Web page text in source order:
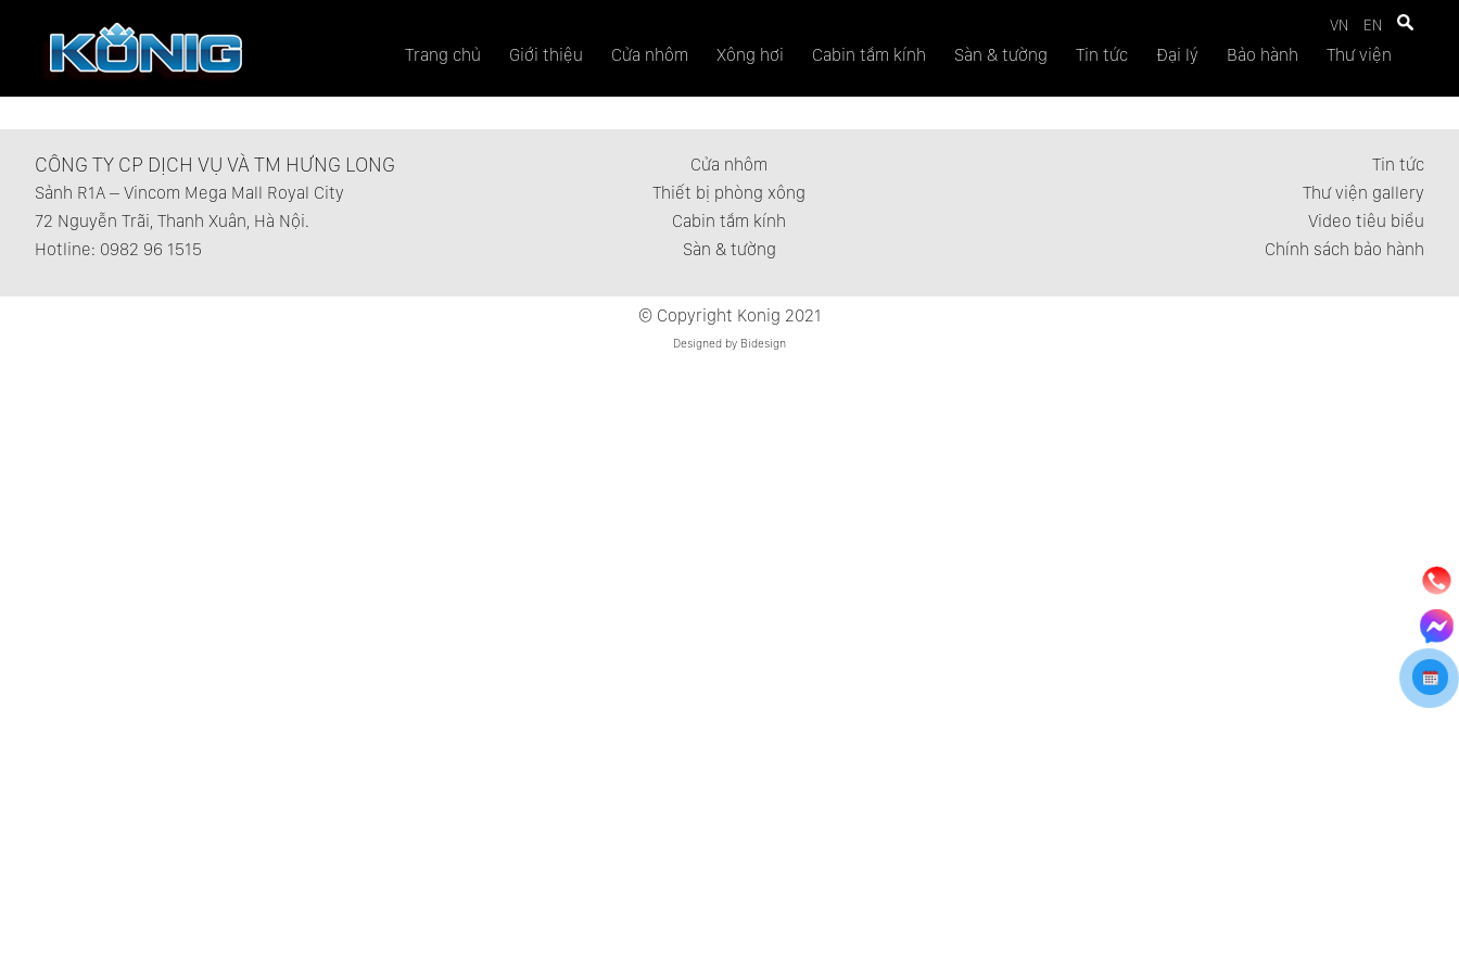
VN EN
Trang chủ Giới thiệu Cửa nhôm Xông hơi Cabin tắm kính Sàn & tường Tin tức Đại lý Bảo hành Thư viện
CÔNG TY CP DỊCH VỤ VÀ TM HƯNG LONG
Sảnh R1A – Vincom Mega Mall Royal City
72 Nguyễn Trãi, Thanh Xuân, Hà Nội.
Hotline: 0982 96 1515
Cửa nhôm
Thiết bị phòng xông
Cabin tắm kính
Sàn & tường
Tin tức
Thư viện gallery
Video tiêu biểu
Chính sách bảo hành
© Copyright Konig 2021
Designed by Bidesign